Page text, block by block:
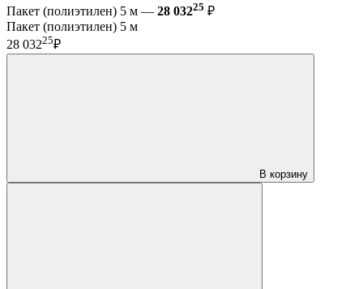
Пакет (полиэтилен) 5 м — 28 03225 ₽
Пакет (полиэтилен) 5 м
28 03225₽
В корзину